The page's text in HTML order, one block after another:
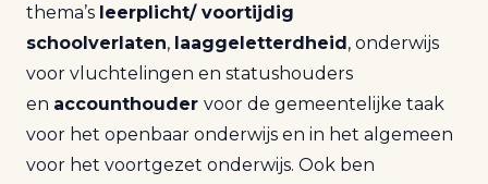
thema’s leerplicht/ voortijdig
schoolverlaten, laaggeletterdheid, onderwijs
voor vluchtelingen en statushouders
en accounthouder voor de gemeentelijke taak
voor het openbaar onderwijs en in het algemeen
voor het voortgezet onderwijs. Ook ben